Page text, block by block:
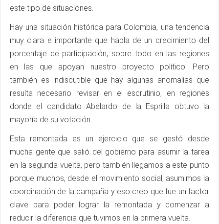
este tipo de situaciones.
Hay una situación histórica para Colombia, una tendencia
muy clara e importante que habla de un crecimiento del
porcentaje de participación, sobre todo en las regiones
en las que apoyan nuestro proyecto político. Pero
también es indiscutible que hay algunas anomalías que
resulta necesario revisar en el escrutinio, en regiones
donde el candidato Abelardo de la Esprilla obtuvo la
mayoría de su votación.
Esta remontada es un ejercicio que se gestó desde
mucha gente que salió del gobierno para asumir la tarea
en la segunda vuelta, pero también llegamos a este punto
porque muchos, desde el movimiento social, asumimos la
coordinación de la campaña y eso creo que fue un factor
clave para poder lograr la remontada y comenzar a
reducir la diferencia que tuvimos en la primera vuelta.